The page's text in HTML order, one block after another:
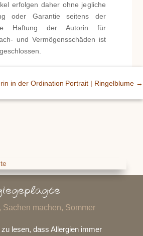
erfolgen daher ohne jegliche
oder Garantie seitens der
Haftung der Autorin für
und Vermögensschäden ist
in der Ordination Portrait | Ringelblume →
, Sachen machen, Sommer
lesen, dass Allergien immer